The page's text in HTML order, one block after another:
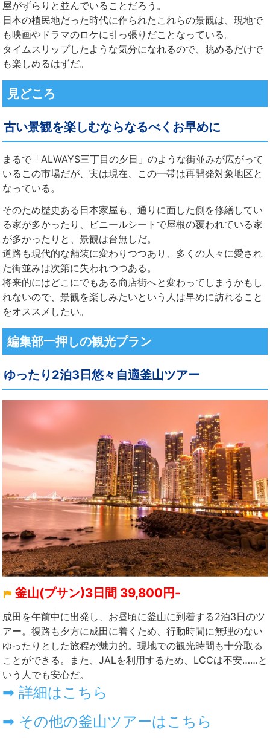
屋がずらりと並んでいることだろう。
日本の植民地だった時代に作られたこれらの景観は、現地で
も映画やドラマのロケに引っ張りだことなっている。
タイムスリップしたような気分になれるので、眺めるだけで
も楽しめるはずだ。
見どころ
古い景観を楽しむならなるべくお早めに
まるで「ALWAYS三丁目の夕日」のような街並みが広がって
いるこの市場だが、実は現在、この一帯は再開発対象地区と
なっている。
そのため歴史ある日本家屋も、通りに面した側を修繕してい
る家が多かったり、ビニールシートで屋根の覆われている家
が多かったりと、景観は台無しだ。
道路も現代的な舗装に変わりつつあり、多くの人々に愛され
た街並みは次第に失われつつある。
将来的にはどこにでもある商店街へと変わってしまうかもし
れないので、景観を楽しみたいという人は早めに訪れること
をオススメしたい。
編集部一押しの観光プラン
ゆったり2泊3日悠々自適釜山ツアー
釜山(プサン)3日間 39,800円-
成田を午前中に出発し、お昼頃に釜山に到着する2泊3日のツ
アー。復路も夕方に成田に着くため、行動時間に無理のない
ゆったりとした旅程が魅力的。現地での観光時間も十分取る
ことができる。また、JALを利用するため、LCCは不安……と
いう人でも安心だ。
➡ 詳細はこちら
➡ その他の釜山ツアーはこちら